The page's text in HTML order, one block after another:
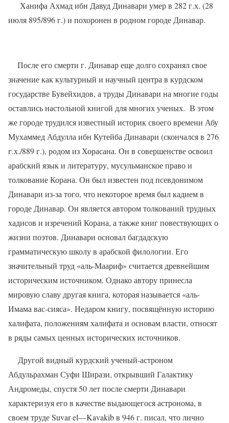
Ханифа Ахмад ибн Давуд Динавари умер в 282 г.х. (28
июля 895/896 г.) и похоронен в родном городе Динавар.
После его смерти г. Динавар еще долго сохранял свое
значение как культурный и научный центра в курдском
государстве Бувейхидов, а труды Динавари на многие годы
оставлись настольной книгой для многих ученых. В этом
же городе трудился известный историк своего времени Абу
Мухаммед Абдулла ибн Кутейба Динавари (скончался в 276
г.х./889 г.), родом из Хорасана. Он в совершенстве освоил
арабский язык и литературу, мусульманское право и
толкование Корана. Он был известен под псевдонимом
Динавари из-за того, что некоторое время был кадием в
городе Динавар. Он является автором толкований трудных
хадисов и изречений Корана, а также книг повествующих о
жизни поэтов. Динавари основал багдадскую
грамматическую школу в арабской филологии. Его
значительный труд «аль-Маариф» считается древнейшим
историческим источником. Однако автору принесла
мировую славу другая книга, которая называется «аль-
Имама вас-сияса». Недаром книгу, посвящённую историю
халифата, положениям халифата и основам власти, относят
в ряды самых ценных исторических источников.
Другой видный курдский ученый-астроном
Абдульрахман Суфи Ширази, открывший Галактику
Андромеды, спустя 50 лет после смерти Динавари
характеризуя его в качестве выдающегося астронома, в
своем трудеSuvarel—Kavakibв 946 г. писал, что лично